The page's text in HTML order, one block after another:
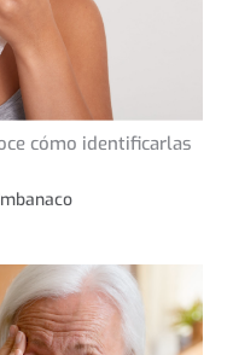
cómo identificarlas